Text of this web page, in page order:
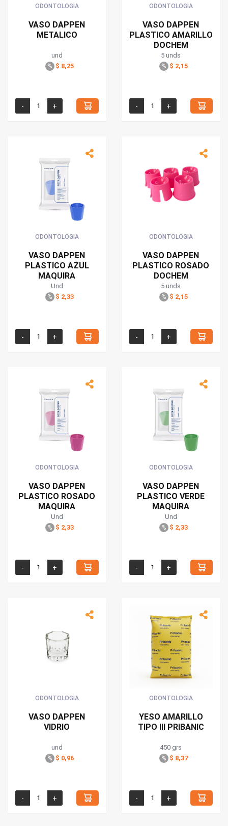
ODONTOLOGIA
VASO DAPPEN
METALICO
und
% $ 8,25
ODONTOLOGIA
VASO DAPPEN
PLASTICO AMARILLO
DOCHEM
5 unds
% $ 2,15
ODONTOLOGIA
VASO DAPPEN
PLASTICO AZUL
MAQUIRA
Und
% $ 2,33
ODONTOLOGIA
VASO DAPPEN
PLASTICO ROSADO
DOCHEM
5 unds
% $ 2,15
ODONTOLOGIA
VASO DAPPEN
PLASTICO ROSADO
MAQUIRA
Und
% $ 2,33
ODONTOLOGIA
VASO DAPPEN
PLASTICO VERDE
MAQUIRA
Und
% $ 2,33
ODONTOLOGIA
VASO DAPPEN
VIDRIO
und
% $ 0,96
ODONTOLOGIA
YESO AMARILLO
TIPO III PRIBANIC
450 grs
% $ 8,37